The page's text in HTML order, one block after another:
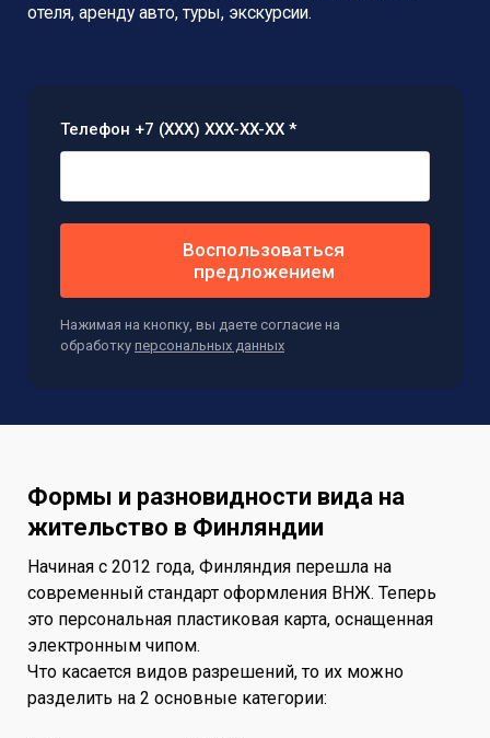
отеля, аренду авто, туры, экскурсии.
Телефон +7 (XXX) XXX-XX-XX *
Воспользоваться
предложением
Нажимая на кнопку, вы даете согласие на
обработку персональных данных
Формы и разновидности вида на
жительство в Финляндии
Начиная с 2012 года, Финляндия перешла на
современный стандарт оформления ВНЖ. Теперь
это персональная пластиковая карта, оснащенная
электронным чипом.
Что касается видов разрешений, то их можно
разделить на 2 основные категории: